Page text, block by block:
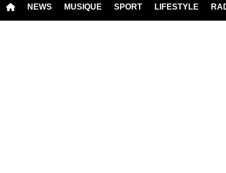
NEWS MUSIQUE SPORT LIFESTYLE